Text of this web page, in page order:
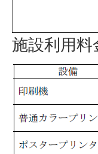
施設利用料